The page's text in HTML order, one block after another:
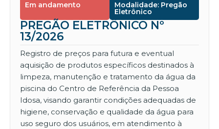
Em andamento Modalidade: Pregão
Eletrônico
PREGÃO ELETRÔNICO Nº
13/2026
Registro de preços para futura e eventual
aquisição de produtos específicos destinados à
limpeza, manutenção e tratamento da água da
piscina do Centro de Referência da Pessoa
Idosa, visando garantir condições adequadas de
higiene, conservação e qualidade da água para
uso seguro dos usuários, em atendimento à